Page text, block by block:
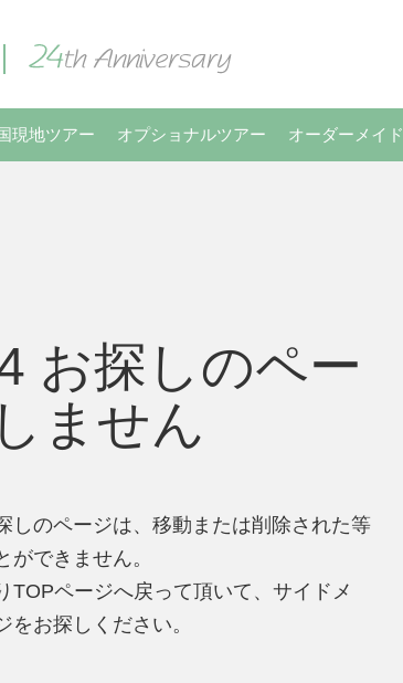
現地ツアー オプショナルツアー オーダーメイド
お探しのペー
ません
しのページは、移動または削除された等
できません。
TOPページへ戻って頂いて、サイドメ
お探しください。